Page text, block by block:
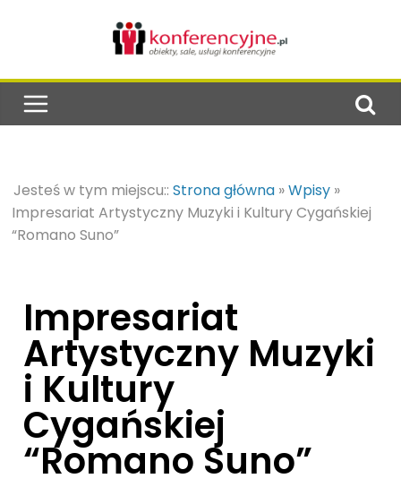
Jesteś w tym miejscu:: Strona główna »Wpisy »
Impresariat Artystyczny Muzyki i Kultury Cygańskiej
“Romano Suno”
Impresariat
Artystyczny Muzyki
i Kultury
Cygańskiej
“Romano Suno”